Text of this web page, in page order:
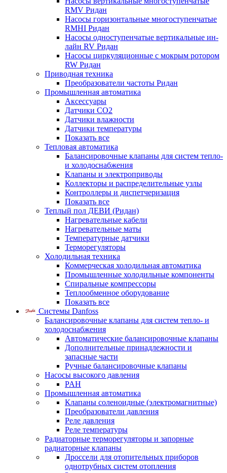
RMV Ридан
Насосы горизонтальные многоступенчатые
RMHI Ридан
Насосы одноступенчатые вертикальные ин-
лайн RV Ридан
Насосы циркуляционные с мокрым ротором
RW Ридан
Приводная техника
Преобразователи частоты Ридан
Промышленная автоматика
Аксессуары
Датчики CO2
Датчики влажности
Датчики температуры
Показать все
Тепловая автоматика
Балансировочные клапаны для систем тепло-
и холодоснабжения
Клапаны и электроприводы
Коллекторы и распределительные узлы
Контроллеры и диспетчеризация
Показать все
Теплый пол ДЕВИ (Ридан)
Нагревательные кабели
Нагревательные маты
Температурные датчики
Терморегуляторы
Холодильная техника
Коммерческая холодильная автоматика
Промышленные холодильные компоненты
Спиральные компрессоры
Теплообменное оборудование
Показать все
Системы Danfoss
Балансировочные клапаны для систем тепло- и
холодоснабжения
Автоматические балансировочные клапаны
Дополнительные принадлежности и
запасные части
Ручные балансировочные клапаны
Насосы высокого давления
PAH
Промышленная автоматика
Клапаны соленоидные (электромагнитные)
Преобразователи давления
Реле давления
Реле температуры
Радиаторные терморегуляторы и запорные
радиаторные клапаны
Дроссели для отопительных приборов
однотрубных систем отопления